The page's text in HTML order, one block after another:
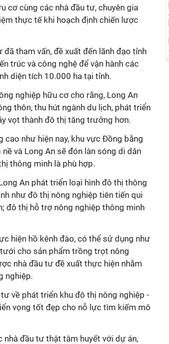
cơ cùng các nhà đầu tư, chuyên gia
thực tế khi hoạch định chiến lược
tham vấn, đề xuất đến lãnh đạo tỉnh
trúc và công nghệ để vận hành các
diện tích 10.000 ha tại tỉnh.
nghiệp hữu cơ cho rằng, Long An
thôn, thu hút ngành du lịch, phát triển
vọt thành đô thị tăng trưởng hơn.
như hiện nay, khu vực Đồng bằng
và Long An sẽ đón làn sóng di dân
thông minh là phù hợp.
An phát triển loại hình đô thị thông
như đô thị nông nghiệp tiên tiến qui
đô thị hỗ trợ nông nghiệp thông minh
hiện hồ kênh đào, có thể sử dụng như
cho sản phẩm trồng trọt nông
nhà đầu tư đề xuất thực hiện nhằm
nghiệp.
về phát triển khu đô thị nông nghiệp -
vọng tốt đẹp cho nỗ lực tìm kiếm mô
đầu tư thật tâm huyết với dự án,